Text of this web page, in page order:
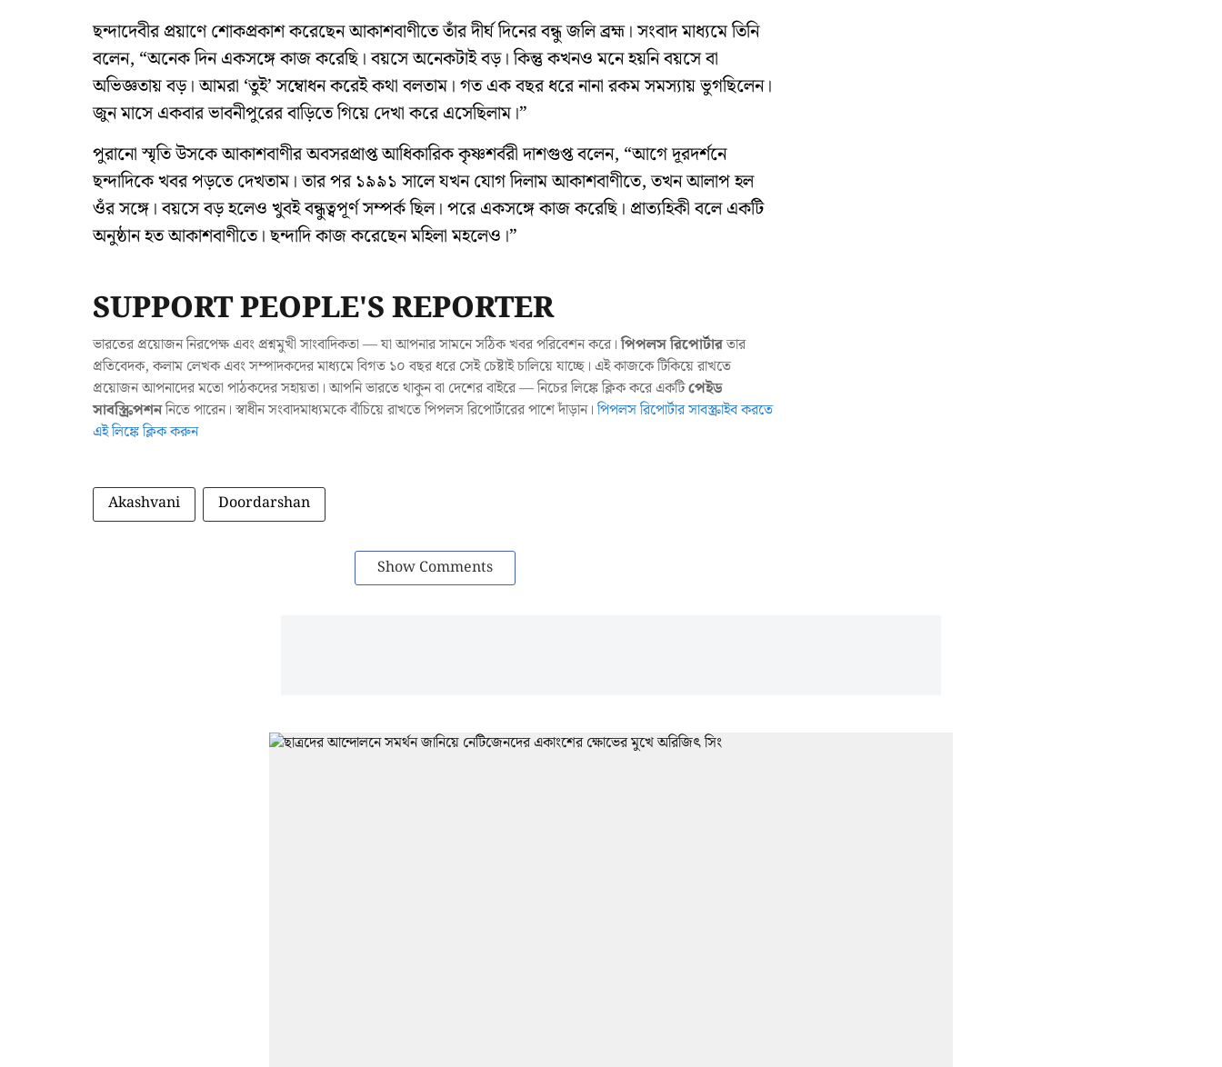
ছন্দাদেবীর প্রয়াণে শোকপ্রকাশ করেছেন আকাশবাণীতে তাঁর দীর্ঘ দিনের বন্ধু জলি ব্রহ্ম। সংবাদ মাধ্যমে তিনি
বলেন, “অনেক দিন একসঙ্গে কাজ করেছি। বয়সে অনেকটাই বড়। কিন্তু কখনও মনে হয়নি বয়সে বা
অভিজ্ঞতায় বড়। আমরা ‘তুই’ সম্বোধন করেই কথা বলতাম। গত এক বছর ধরে নানা রকম সমস্যায় ভুগছিলেন।
জুন মাসে একবার ভাবনীপুরের বাড়িতে গিয়ে দেখা করে এসেছিলাম।”
পুরানো স্মৃতি উসকে আকাশবাণীর অবসরপ্রাপ্ত আধিকারিক কৃষ্ণশর্বরী দাশগুপ্ত বলেন, “আগে দূরদর্শনে
ছন্দাদিকে খবর পড়তে দেখতাম। তার পর ১৯৯১ সালে যখন যোগ দিলাম আকাশবাণীতে, তখন আলাপ হল
ওঁর সঙ্গে। বয়সে বড় হলেও খুবই বন্ধুত্বপূর্ণ সম্পর্ক ছিল। পরে একসঙ্গে কাজ করেছি। প্রাত্যহিকী বলে একটি
অনুষ্ঠান হত আকাশবাণীতে। ছন্দাদি কাজ করেছেন মহিলা মহলেও।”
SUPPORT PEOPLE'S REPORTER
ভারতের প্রয়োজন নিরপেক্ষ এবং প্রশ্নমুখী সাংবাদিকতা — যা আপনার সামনে সঠিক খবর পরিবেশন করে।পিপলস রিপোর্টারতার
প্রতিবেদক, কলাম লেখক এবং সম্পাদকদের মাধ্যমে বিগত ১০ বছর ধরে সেই চেষ্টাই চালিয়ে যাচ্ছে। এই কাজকে টিকিয়ে রাখতে
প্রয়োজন আপনাদের মতো পাঠকদের সহায়তা। আপনি ভারতে থাকুন বা দেশের বাইরে — নিচের লিঙ্কে ক্লিক করে একটিপেইড
সাবস্ক্রিপশননিতে পারেন। স্বাধীন সংবাদমাধ্যমকে বাঁচিয়ে রাখতে পিপলস রিপোর্টারের পাশে দাঁড়ান।পিপলস রিপোর্টার সাবস্ক্রাইব করতে
এই লিঙ্কে ক্লিক করুন
Akashvani Doordarshan
Show Comments